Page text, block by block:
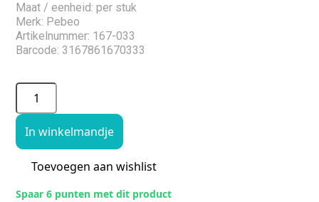
Maat / eenheid: per stuk
Merk: Pebeo
Artikelnummer: 167-033
Barcode: 3167861670333
In winkelmandje
Toevoegen aan wishlist
Spaar 6 punten met dit product